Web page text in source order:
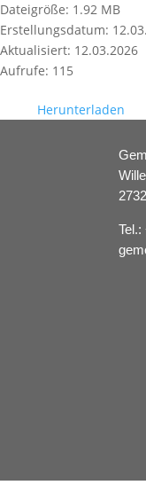
Dateigröße: 1.92 MB
Erstellungsdatum:
Aktualisiert: 12.03.2026
Aufrufe: 115
Herunterladen
Tel.: